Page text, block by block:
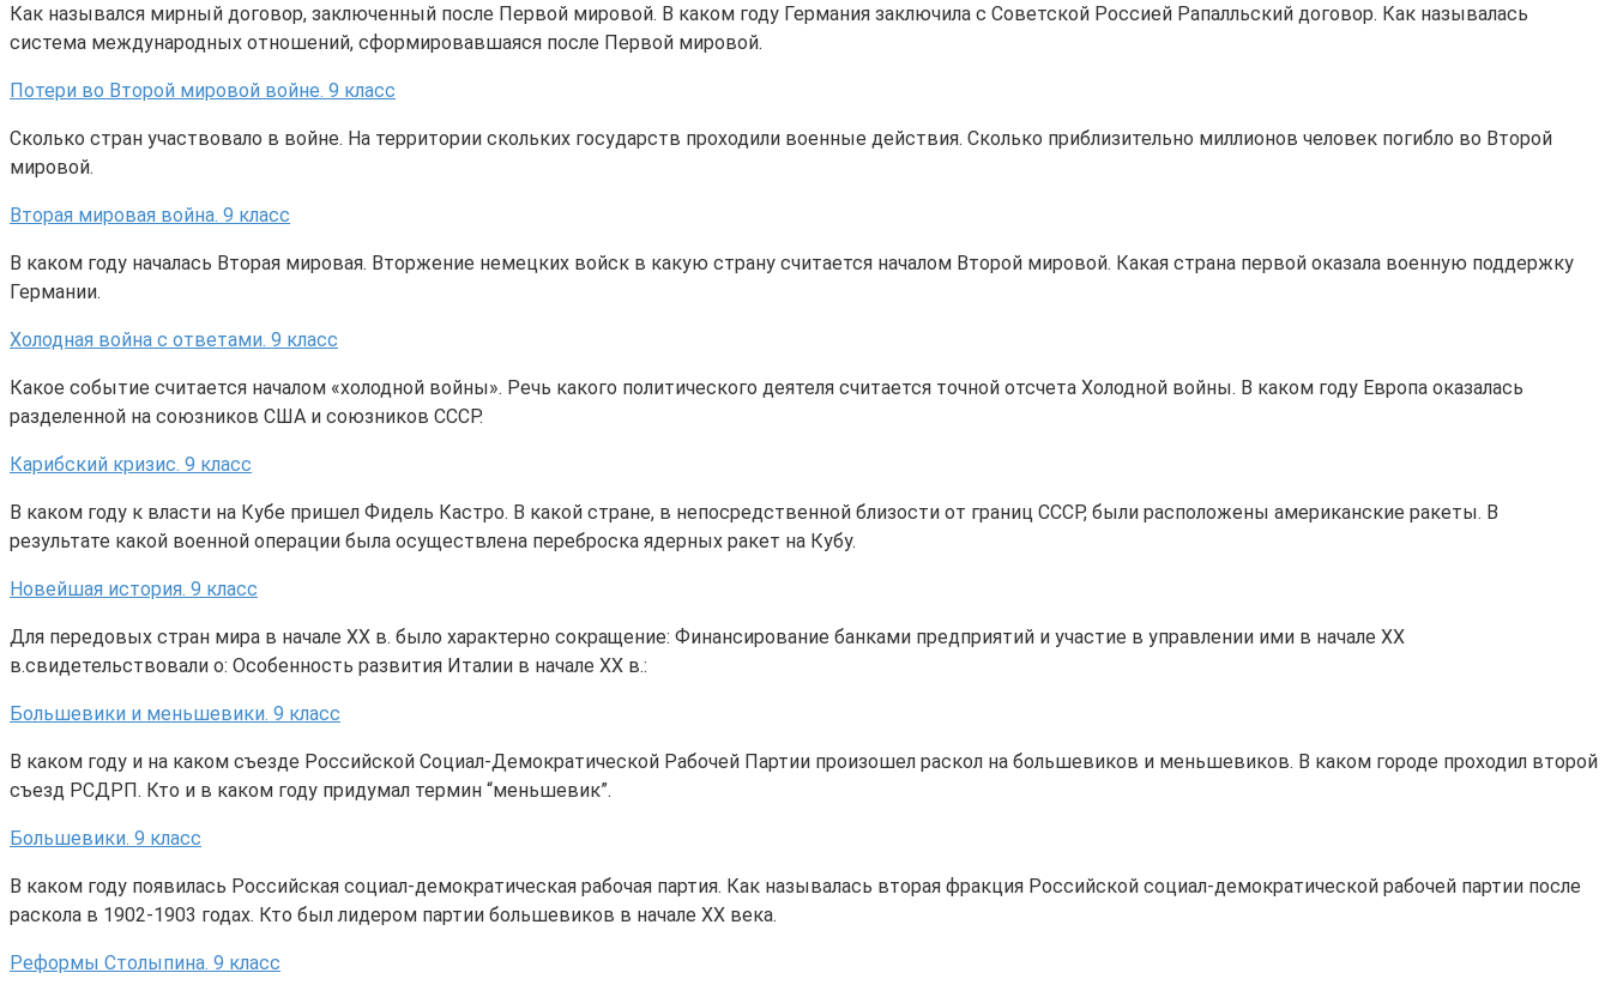
Как назывался мирный договор, заключенный после Первой мировой. В каком году Германия заключила с Советской Россией Рапалльский договор. Как называлась
система международных отношений, сформировавшаяся после Первой мировой.
Потери во Второй мировой войне. 9 класс
Сколько стран участвовало в войне. На территории скольких государств проходили военные действия. Сколько приблизительно миллионов человек погибло во Второй
мировой.
Вторая мировая война. 9 класс
В каком году началась Вторая мировая. Вторжение немецких войск в какую страну считается началом Второй мировой. Какая страна первой оказала военную поддержку
Германии.
Холодная война с ответами. 9 класс
Какое событие считается началом «холодной войны». Речь какого политического деятеля считается точной отсчета Холодной войны. В каком году Европа оказалась
разделенной на союзников США и союзников СССР.
Карибский кризис. 9 класс
В каком году к власти на Кубе пришел Фидель Кастро. В какой стране, в непосредственной близости от границ СССР, были расположены американские ракеты. В
результате какой военной операции была осуществлена переброска ядерных ракет на Кубу.
Новейшая история. 9 класс
Для передовых стран мира в начале XX в. было характерно сокращение: Финансирование банками предприятий и участие в управлении ими в начале XX
в.свидетельствовали о: Особенность развития Италии в начале XX в.:
Большевики и меньшевики. 9 класс
В каком году и на каком съезде Российской Социал-Демократической Рабочей Партии произошел раскол на большевиков и меньшевиков. В каком городе проходил второй
съезд РСДРП. Кто и в каком году придумал термин “меньшевик”.
Большевики. 9 класс
В каком году появилась Российская социал-демократическая рабочая партия. Как называлась вторая фракция Российской социал-демократической рабочей партии после
раскола в 1902-1903 годах. Кто был лидером партии большевиков в начале XX века.
Реформы Столыпина. 9 класс